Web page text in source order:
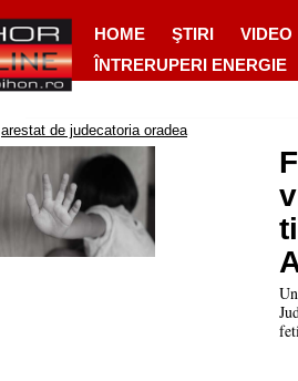
HOME ŞTIRI VIDEO
ÎNTRERUPERI ENERGIE
arestat de judecatoria oradea